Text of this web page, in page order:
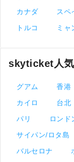
カナダ
スペ
トルコ
ミャ
skyticket人
グアム 香港
カイロ
台北
パリ
ロンド
サイパン/ロタ島
バルセロナ